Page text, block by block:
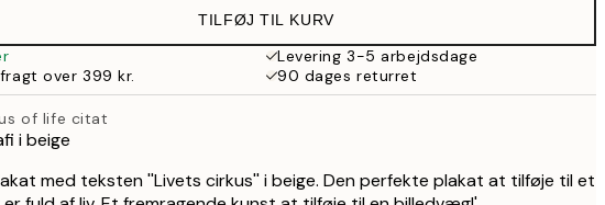
TILFØJ TIL KURV
Levering 3-5 arbejdsdage
over 399 kr.
90 dages returret
of life citat
i beige
med teksten ''Livets cirkus'' i beige. Den perfekte plakat at tilføje til et